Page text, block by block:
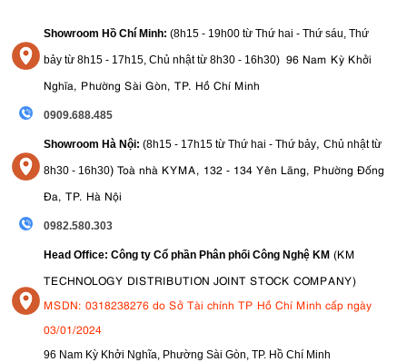
Showroom Hồ Chí Minh: (8h15 - 19h00 từ Thứ hai - Thứ sáu, Thứ
bảy từ 8h15 - 17h15, Chủ nhật từ 8h30 - 16h30) 96 Nam Kỳ Khởi
Nghĩa, Phường Sài Gòn, TP. Hồ Chí Minh
0909.688.485
Showroom Hà Nội: (8h15 - 17h15 từ Thứ hai - Thứ bảy, Chủ nhật từ
8h30 - 16h30) Toà nhà KYMA, 132 - 134 Yên Lãng, Phường Đống
Đa, TP. Hà Nội
0982.580.303
Head Office: Công ty Cổ phần Phân phối Công Nghệ KM (KM
TECHNOLOGY DISTRIBUTION JOINT STOCK COMPANY)
MSDN: 0318238276 do Sở Tài chính TP Hồ Chí Minh cấp ngày
03/01/2024
96 Nam Kỳ Khởi Nghĩa, Phường Sài Gòn, TP. Hồ Chí Minh